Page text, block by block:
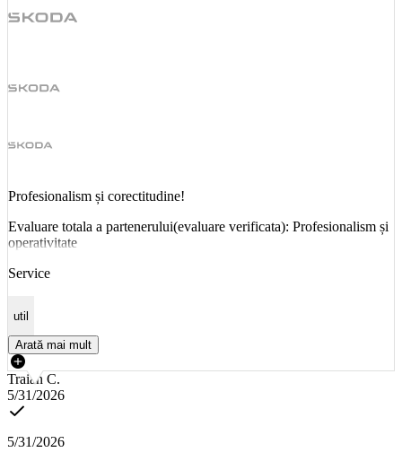
Profesionalism și corectitudine!
Evaluare totala a partenerului(evaluare verificata): Profesionalism și
operativitate
Service
util
Arată mai mult
Traian C.
5/31/2026
5/31/2026